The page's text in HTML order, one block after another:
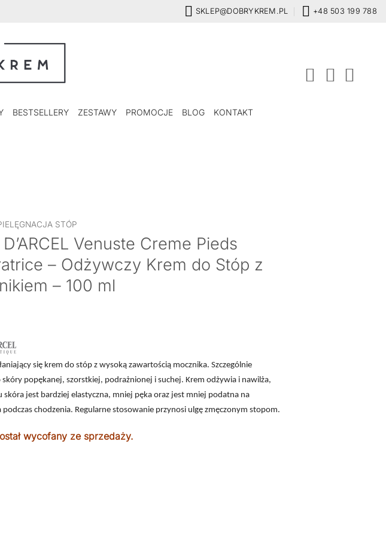
SKLEP@DOBRYKREM.PL +48 503 199 788
BESTSELLERY ZESTAWY PROMOCJE BLOG KONTAKT
STÓP
Venuste Creme Pieds
– Odżywczy Krem do Stóp z
– 100 ml
się krem do stóp z wysoką zawartością mocznika. Szczególnie
skóry popękanej, szorstkiej, podrażnionej i suchej. Krem odżywia i nawilża,
skóra jest bardziej elastyczna, mniej pęka oraz jest mniej podatna na
podczas chodzenia. Regularne stosowanie przynosi ulgę zmęczonym stopom.
wycofany ze sprzedaży.